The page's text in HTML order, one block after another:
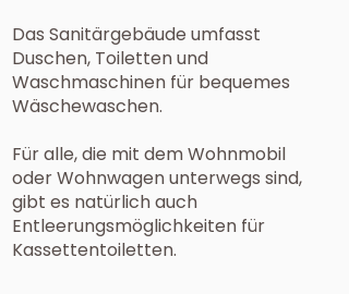
Das Sanitärgebäude umfasst
Duschen, Toiletten und
Waschmaschinen für bequemes
Wäschewaschen.
Für alle, die mit dem Wohnmobil
oder Wohnwagen unterwegs sind,
gibt es natürlich auch
Entleerungsmöglichkeiten für
Kassettentoiletten.